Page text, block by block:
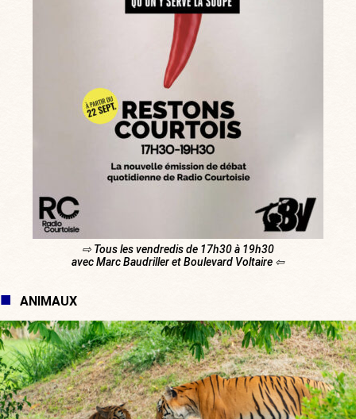
⇨ Tous les vendredis de 17h30 à 19h30
avec Marc Baudriller et Boulevard Voltaire ⇦
ANIMAUX